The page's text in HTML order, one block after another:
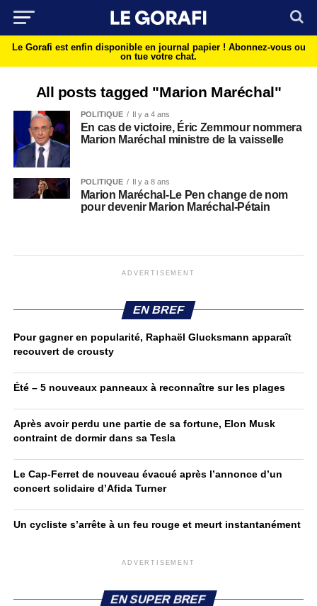
Le Gorafi est enfin disponible en journal papier ! Abonnez-vous ou
on tue votre chat.
All posts tagged "Marion Maréchal"
POLITIQUE Il y a 4 ans
En cas de victoire, Éric Zemmour nommera
Marion Maréchal ministre de la vaisselle
POLITIQUE Il y a 8 ans
Marion Maréchal-Le Pen change de nom
pour devenir Marion Maréchal-Pétain
ADVERTISEMENT
EN BREF
Pour gagner en popularité, Raphaël Glucksmann apparaît
recouvert de crousty
Été – 5 nouveaux panneaux à reconnaître sur les plages
Après avoir perdu une partie de sa fortune, Elon Musk
contraint de dormir dans sa Tesla
Le Cap-Ferret de nouveau évacué après l’annonce d’un
concert solidaire d’Afida Turner
Un cycliste s’arrête à un feu rouge et meurt instantanément
ADVERTISEMENT
EN SUPER BREF